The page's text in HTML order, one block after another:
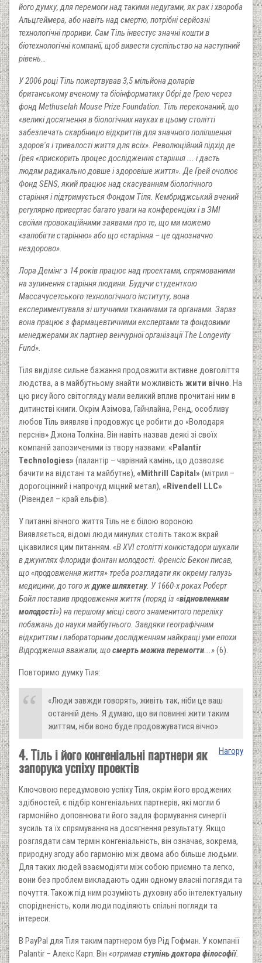
його думку, для перемоги над такими недугами, як рак і хвороба
Альцгеймера, або навіть над смертю, потрібні серйозні
технологічні прориви. Сам Тіль інвестує значні кошти в
біотехнологічні компанії, щоб вивести суспільство на наступний
рівень…
У 2006 році Тіль пожертвував 3,5 мільйона доларів
британському вченому та біоінформатику Обрі де Грею через
фонд Methuselah Mouse Prize Foundation. Тіль переконаний, що
«великі досягнення в біологічних науках в цьому столітті
забезпечать скарбницю відкриттів для значного поліпшення
здоров'я і тривалості життя для всіх». Революційний підхід де
Грея «прискорить процес дослідження старіння ... і дасть
людям радикально довше і здоровіше життя». Де Грей очолює
Фонд SENS, який працює над скасуванням біологічного
старіння і підтримується Фондом Тіля. Кембриджський вчений
регулярно привертає багато уваги на конференціях і в ЗМІ
своїми провокаційними заявами про те, що ми можемо
«запобігти старінню» або що «старіння – це однозначно
нездорово».
Лора Демінг з 14 років працює над проектами, спрямованими
на зупинення старіння людини. Будучи студенткою
Массачусетського технологічного інституту, вона
експериментувала зі штучними тканинами та органами. Зараз
вона працює з фармацевтичними експертами та фондовими
менеджерами як партнер венчурної організації The Longevity
Fund».
Тіля виділяє сильне бажання продовжити активне довголіття
людства, а в майбутньому знайти можливість жити вічно. На
цю рису його світогляду мали великий вплив прочитані ним в
дитинстві книги. Окрім Азімова, Гайнлайна, Ренд, особливу
любов Тіль виявляв і продовжує це робити до «Володаря
перснів» Джона Толкіна. Він навіть назвав деякі зі своїх
компаній запозиченими із твору назвами: «Palantir
Technologies» (палантір – чарівний камінь, що дозволяє
бачити на відстані та майбутнє), «Mithrill Capital» (мітрил –
дорогоцінний і напрочуд міцний метал), «Rivendell LLC»
(Рівендел – край ельфів).
У питанні вічного життя Тіль не є білою вороною.
Виявляється, відомі люди минулих століть також вкрай
цікавилися цим питанням. «В XVI столітті конкістадори шукали
в джунглях Флориди фонтан молодості. Френсіс Бекон писав,
що «продовження життя» треба розглядати як окрему галузь
медицини, до того ждуже шляхетну. У 1660-х роках Роберт
Бойл поставив продовження життя (поряд із «відновленням
молодості») на першому місці свого знаменитого переліку
побажань до науки майбутнього. Завдяки географічним
відкриттям і лабораторним дослідженням найкращі уми епохи
Відродження вважали, щосмерть можна перемогти...»(6).
Повторимо думку Тіля:
«Люди завжди говорять, живіть так, ніби це ваш
останній день. Я думаю, що ви повинні жити таким
життям, ніби воно буде продовжуватися вічно».
Нагору
4. Тіль і його конгеніальні партнери як
запорука успіху проектів
Ключовою передумовою успіху Тіля, окрім його вроджених
здібностей, є підбір конгеніальних партнерів, які могли б
гармонійно доповнювати його задля формування синергії
зусиль та їх спрямування на досягнення результату. Якщо
розглядати сам термін конгеніальність, він означає, зокрема,
природну згоду або гармонію між двома або більше людьми.
Для таких людей взаємодіяти між собою приємно та легко,
вони без проблем викладають один одному власні погляди та
почуття. Також під ним розуміють духовну або інтелектуальну
спорідненість, коли люди поділяють спільні погляди та
інтереси.
В PayPal для Тіля таким партнером був Рід Гофман. У компанії
Palantir – Алекс Карп. Він «отримавступінь доктора філософії.